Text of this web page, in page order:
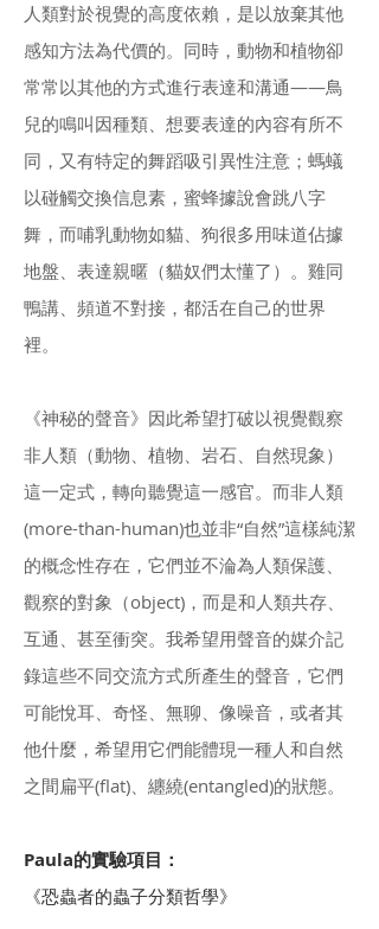
人類對於視覺的高度依賴，是以放棄其他
感知方法為代價的。同時，動物和植物卻
常常以其他的方式進行表達和溝通——鳥
兒的鳴叫因種類、想要表達的內容有所不
同，又有特定的舞蹈吸引異性注意；螞蟻
以碰觸交換信息素，蜜蜂據說會跳八字
舞，而哺乳動物如貓、狗很多用味道佔據
地盤、表達親暱（貓奴們太懂了）。雞同
鴨講、頻道不對接，都活在自己的世界
裡。
《神秘的聲音》因此希望打破以視覺觀察
非人類（動物、植物、岩石、自然現象）
這一定式，轉向聽覺這一感官。而非人類
(more-than-human)也並非“自然”這樣純潔
的概念性存在，它們並不淪為人類保護、
觀察的對象（object)，而是和人類共存、
互通、甚至衝突。我希望用聲音的媒介記
錄這些不同交流方式所產生的聲音，它們
可能悅耳、奇怪、無聊、像噪音，或者其
他什麼，希望用它們能體現一種人和自然
之間扁平(flat)、纏繞(entangled)的狀態。
Paula的實驗項目：
《恐蟲者的蟲子分類哲學》